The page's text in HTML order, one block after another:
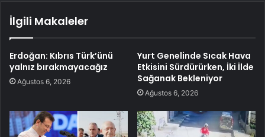
İlgili Makaleler
Erdoğan: Kıbrıs Türk’ünü
yalnız bırakmayacağız
Ağustos 6, 2026
Yurt Genelinde Sıcak Hava
Etkisini Sürdürürken, İki İlde
Sağanak Bekleniyor
Ağustos 6, 2026